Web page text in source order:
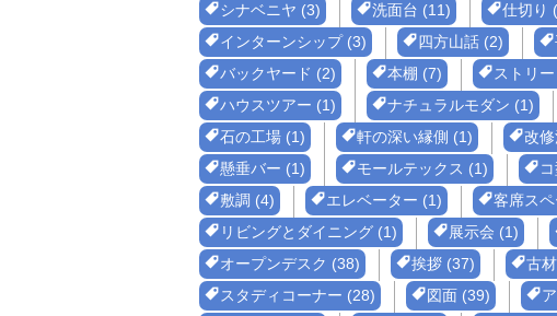
シナベニヤ (3)
洗面台 (11) 仕切り
インターンシップ (3)
四方山話 (2)
バックヤード (2)
本棚 (7) ストリ
ハウスツアー (1)
ナチュラルモダン (1)
石の工場 (1)
軒の深い縁側 (1) 改
懸垂バー (1)
モールテックス (1)
敷調 (4)
エレベーター (1) 客席ス
リビングとダイニング (1)
展示会 (1)
オープンデスク (38)
挨拶 (37) 古
スタディコーナー (28)
図面 (39)